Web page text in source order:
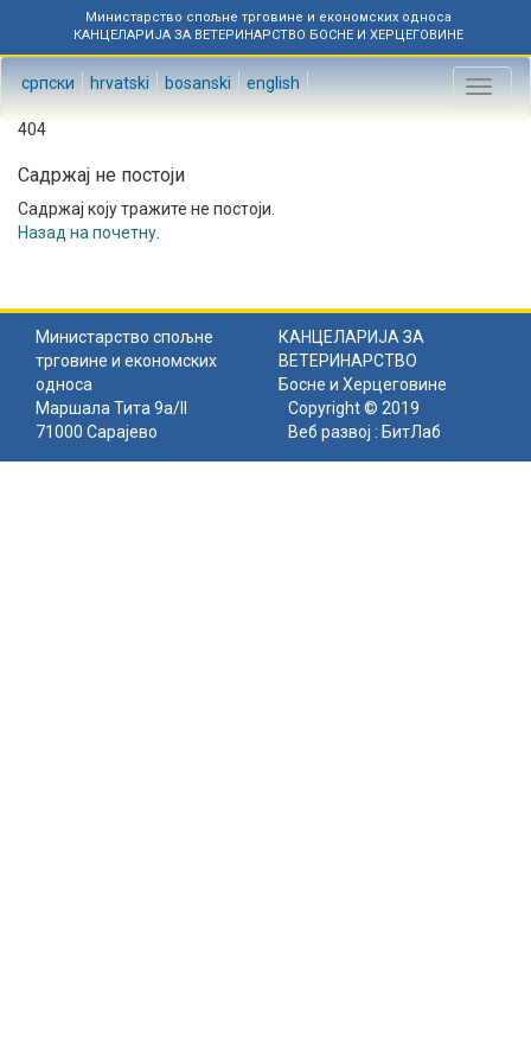
Министарство спољне трговине и економских односа
КАНЦЕЛАРИЈА ЗА ВЕТЕРИНАРСТВО БОСНЕ И ХЕРЦЕГОВИНЕ
српски hrvatski bosanski english
Toggle
404
Садржај не постоји
Садржај коју тражите не постоји.
Назад на почетну
Министарство спољне
трговине и економских
односа
КАНЦЕЛАРИЈА ЗА
ВЕТЕРИНАРСТВО
Босне и Херцеговине
Маршала Тита 9а/II
71000 Сарајево
Copyright © 2019
Веб развој : БитЛаб